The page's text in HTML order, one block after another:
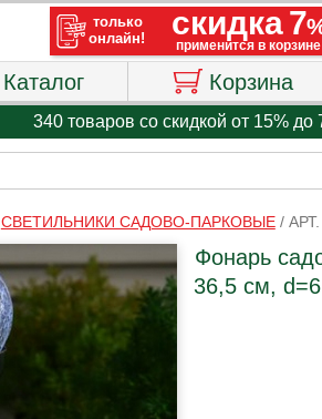
Каталог Корзина
340 товаров со скидкой от 15% до
СВЕТИЛЬНИКИ САДОВО-ПАРКОВЫЕ/
Фонарь
36,5 см,